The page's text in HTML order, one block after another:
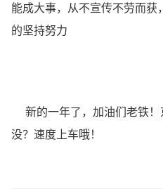
能成大事，从不宣传不劳而获
的坚持努力
新的一年了，加油们老铁！
没？速度上车哦！